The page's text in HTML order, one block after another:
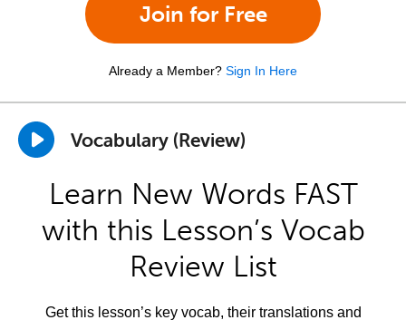
Join for Free
Already a Member? Sign In Here
Vocabulary (Review)
Learn New Words FAST
with this Lesson’s Vocab
Review List
Get this lesson’s key vocab, their translations and